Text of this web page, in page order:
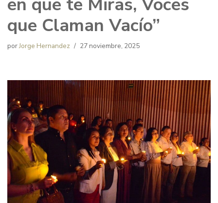
que Claman Vacío”
porJorge Hernandez 27 noviembre, 2025